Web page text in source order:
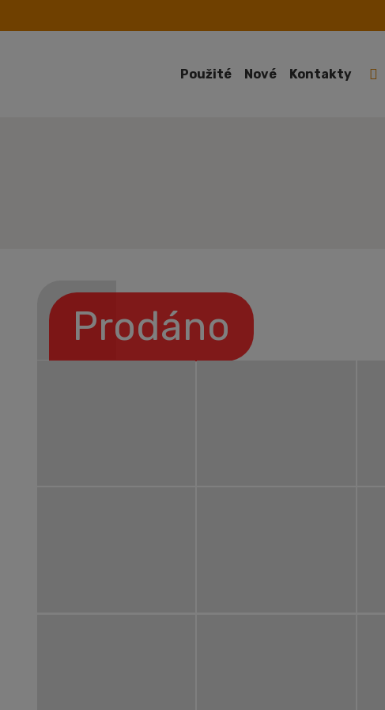
Použité Nové Kontakty
Prodáno